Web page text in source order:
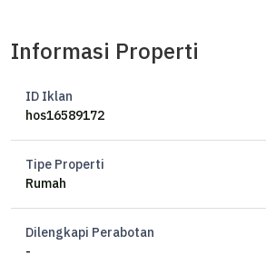
LT 119m²
KT 2
KM 1
Hadap barat
SHM
Informasi Properti
ID Iklan
hos16589172
Tipe Properti
Rumah
Dilengkapi Perabotan
-